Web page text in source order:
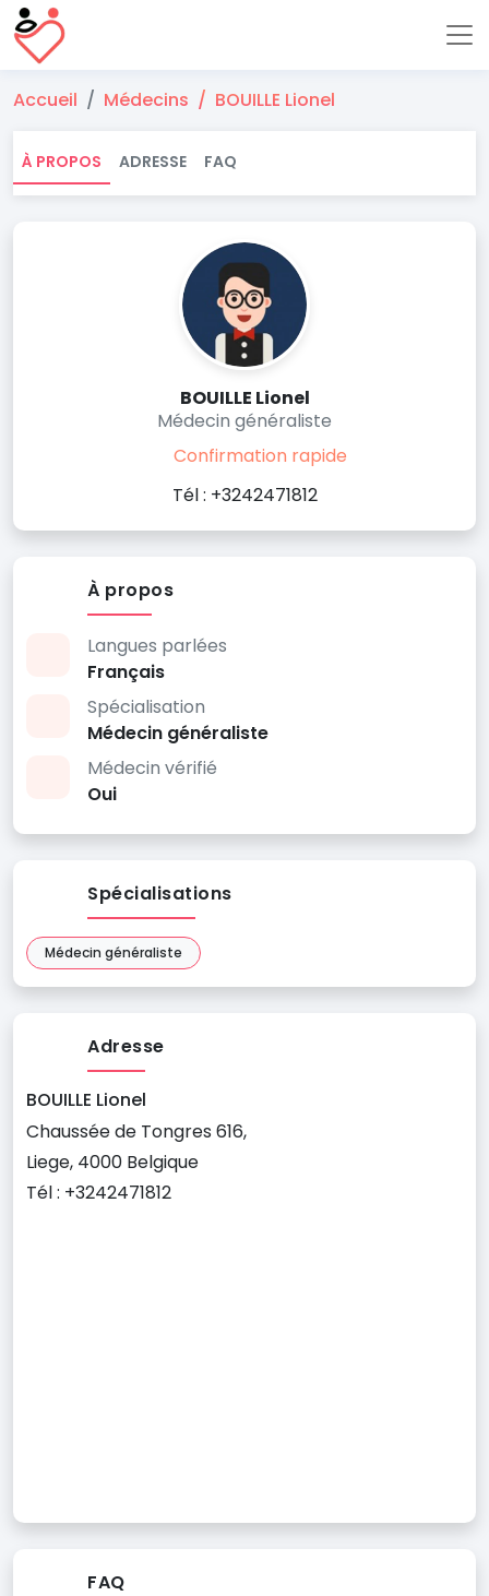
Accueil Médecins BOUILLE Lionel
À PROPOS ADRESSE FAQ
BOUILLE Lionel
Médecin généraliste
Confirmation rapide
Tél : +3242471812
À propos
Langues parlées
Français
Spécialisation
Médecin généraliste
Médecin vérifié
Oui
Spécialisations
Médecin généraliste
Adresse
BOUILLE Lionel
Chaussée de Tongres 616,
Liege, 4000 Belgique
Tél : +3242471812
FAQ